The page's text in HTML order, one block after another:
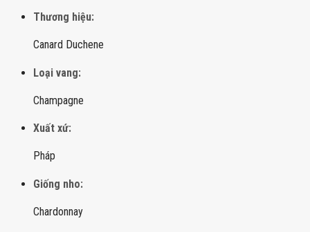
Thương hiệu:
Canard Duchene
Loại vang:
Champagne
Xuất xứ:
Pháp
Giống nho:
Chardonnay